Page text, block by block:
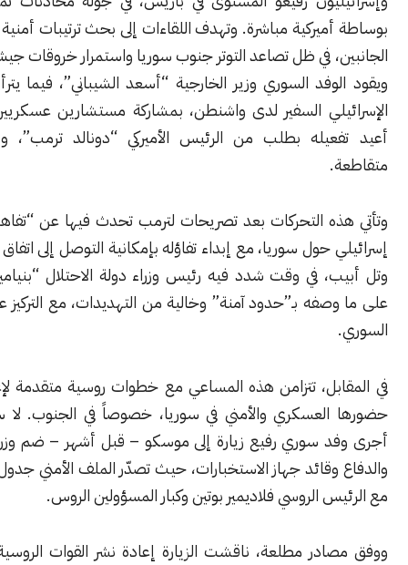
مباشرة. وتهدف اللقاءات إلى بحث ترتيبات أمنية جديدة بين
في ظل تصاعد التوتر جنوب سوريا واستمرار خروقات جيش الاحتلال.
السوري وزير الخارجية “أسعد الشيباني”، فيما يترأس الجانب
السفير لدى واشنطن، بمشاركة مستشارين عسكريين، في مسار
بطلب من الرئيس الأميركي “دونالد ترمب”، وفق مصادر
التحركات بعد تصريحات لترمب تحدث فيها عن “تفاهم” أميركي–
حول سوريا، مع إبداء تفاؤله بإمكانية التوصل إلى اتفاق بين دمشق
في وقت شدد فيه رئيس وزراء دولة الاحتلال “بنيامين نتنياهو”
بـ”حدود آمنة” وخالية من التهديدات، مع التركيز على الجنوب
تتزامن هذه المساعي مع خطوات روسية متقدمة لإعادة تثبيت
والأمني في سوريا، خصوصاً في الجنوب. لا سيما بعدما
سوري رفيع زيارة إلى موسكو – قبل أشهر – ضم وزراء الخارجية
وقائد جهاز الاستخبارات، حيث تصدّر الملف الأمني جدول المباحثات
الروسي فلاديمير بوتين وكبار المسؤولين الروس.
مطلعة، ناقشت الزيارة إعادة نشر القوات الروسية، ولا سيما